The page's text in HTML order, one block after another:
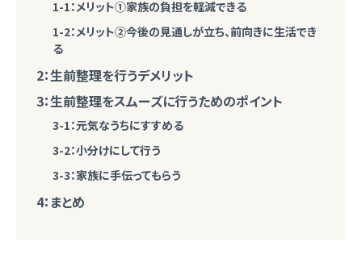
1-1：メリット①家族の負担を軽減できる
1-2：メリット②今後の見通しが立ち、前向きに生活でき
る
2：生前整理を行うデメリット
3：生前整理をスムーズに行うためのポイント
3-1：元気なうちにすすめる
3-2：小分けにして行う
3-3：家族に手伝ってもらう
4：まとめ